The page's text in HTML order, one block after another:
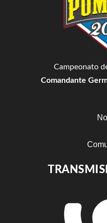
Campeonato
Comandante